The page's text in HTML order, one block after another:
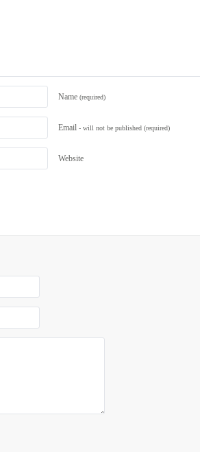
Name (required)
Email - will not be published (required)
Website